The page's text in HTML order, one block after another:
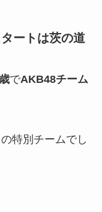
ートは茨の道
でAKB48チーム
特別チームでし